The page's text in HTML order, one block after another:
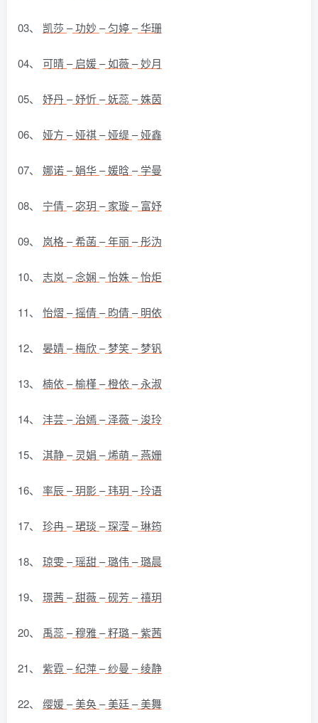
03、 凯莎 –功妙–匀婷–华珊
04、 可晴–启媛–如薇–妙月
05、 妤丹–妤忻–妩蕊 –姝茵
06、 娅方 –娅祺–娅缇–娅鑫
07、 娜诺–娟华–媛晗–学曼
08、 宁倩–宓玥 –家璇–富妤
09、 岚格–希菡–年丽–彤沩
10、 志岚 –念娴 –怡姝–怡炬
11、 怡熠 –摇倩–昀倩–明依
12、 晏婧–梅欣–梦笑–梦钒
13、 楠依–榆槿–橙依–永淑
14、 沣芸–治嫣–泽薇–浚玲
15、 淇静–灵娟 –烯萌 –燕姗
16、 率辰–玥影 –玮玥 –玲语
17、 珍冉–珺琰 –琛滢–琳筠
18、 琼雯–瑶甜–璐伟–璐晨
19、 璟茜 –甜薇–砚芳–禧玥
20、 禹蕊 –穆雅–籽璐–紫茜
21、 紫霓 –纪萍–纱曼 –绫静
22、 缨媛–美奂 –美廷–美舞